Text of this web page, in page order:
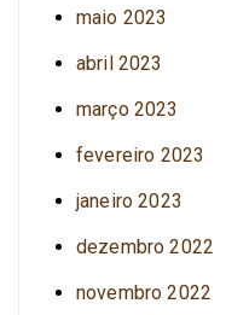
maio 2023
abril 2023
março 2023
fevereiro 2023
janeiro 2023
dezembro 2022
novembro 2022